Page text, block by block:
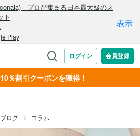
％割引クーポンを獲得！
ブログ コラム